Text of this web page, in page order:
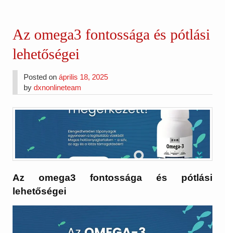
Az omega3 fontossága és pótlási
lehetőségei
Posted onáprilis 18, 2025
bydxnonlineteam
Az omega3 fontossága és pótlási
lehetőségei